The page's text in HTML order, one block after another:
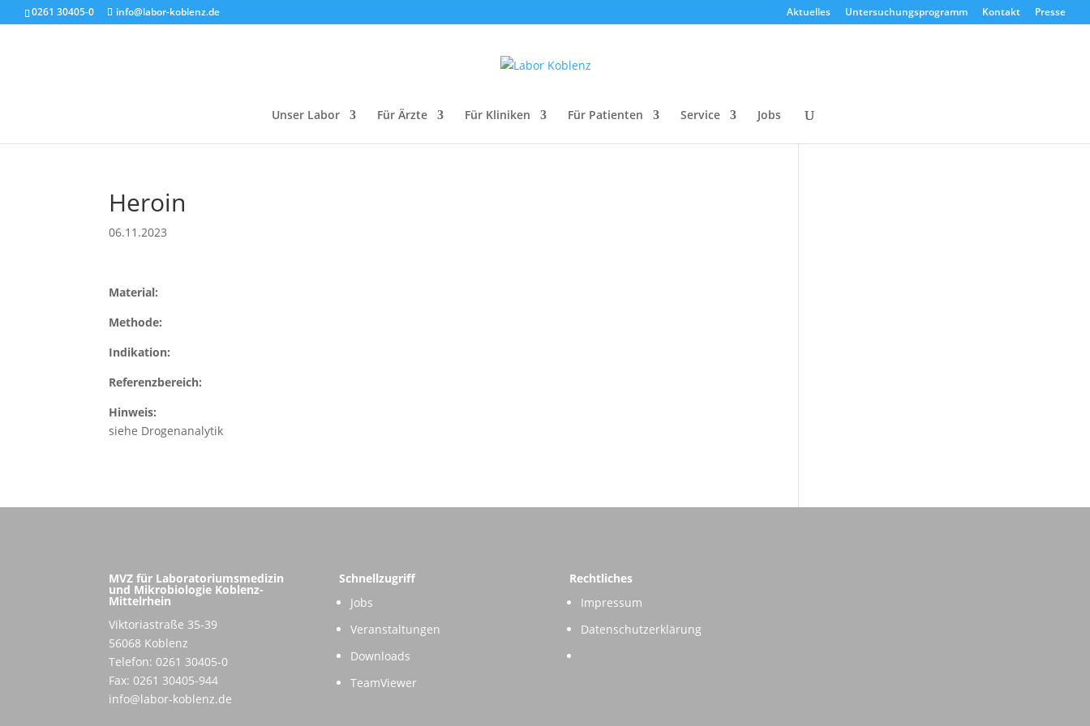
0261 30405-0 info@labor-koblenz.de Aktuelles Untersuchungsprogramm Kontakt Presse
Unser Labor Für Ärzte Für Kliniken Für Patienten Service Jobs
Heroin
06.11.2023
Material:
Methode:
Indikation:
Referenzbereich:
Hinweis:
siehe Drogenanalytik
MVZ für Laboratoriumsmedizin
und Mikrobiologie Koblenz-
Mittelrhein
Viktoriastraße 35-39
56068 Koblenz
Telefon: 0261 30405-0
Fax: 0261 30405-944
info@labor-koblenz.de
Schnellzugriff
Jobs
Veranstaltungen
Downloads
TeamViewer
Rechtliches
Impressum
Datenschutzerklärung